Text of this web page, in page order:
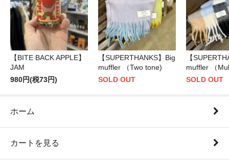
【BITE BACK APPLE】
JAM
980円(税73円)
【SUPERTHANKS】Big
muffler （Two tone)
SOLD OUT
【
muffler （
SOLD OUT
ホーム
カートを見る